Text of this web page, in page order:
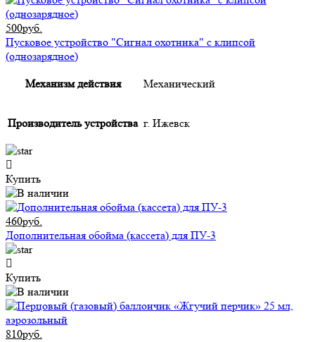
500руб.
Пусковое устройство "Сигнал охотника" с клипсой
(однозарядное)
Механизм действия Механический
Производитель устройства г. Ижевск
Купить
460руб.
Дополнительная обойма (кассета) для ПУ-3
Купить
810руб.